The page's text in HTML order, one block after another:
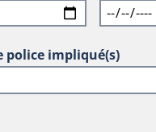
police impliqué(s)